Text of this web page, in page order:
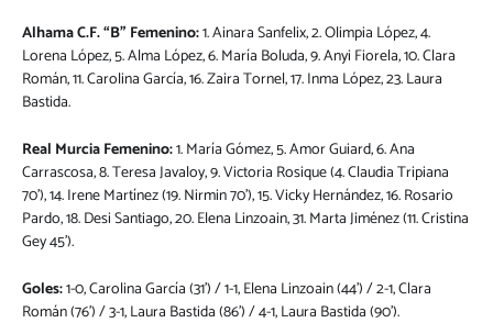
Alhama C.F. “B” Femenino:1. Ainara Sanfelix, 2. Olimpia López, 4.
Lorena López, 5. Alma López, 6. María Boluda, 9. Anyi Fiorela, 10. Clara
Román, 11. Carolina García, 16. Zaira Tornel, 17. Inma López, 23. Laura
Bastida.
Real Murcia Femenino:1. María Gómez, 5. Amor Guiard, 6. Ana
Carrascosa, 8. Teresa Javaloy, 9. Victoria Rosique (4. Claudia Tripiana
70’), 14. Irene Martínez (19. Nirmin 70’), 15. Vicky Hernández, 16. Rosario
Pardo, 18. Desi Santiago, 20. Elena Linzoain, 31. Marta Jiménez (11. Cristina
Gey 45’).
Goles:1-0, Carolina García (31’) / 1-1, Elena Linzoain (44’) / 2-1, Clara
Román (76’) / 3-1, Laura Bastida (86’) / 4-1, Laura Bastida (90’).